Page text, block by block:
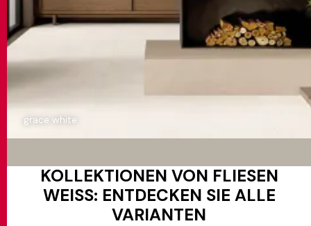
grace white
KOLLEKTIONEN VON FLIESEN
WEISS: ENTDECKEN SIE ALLE V
ARIANTEN